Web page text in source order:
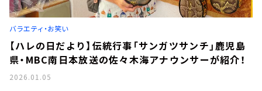
バラエティ・お笑い
【ハレの日だより】伝統行事「サンガツサンチ」鹿児島
県・MBC南日本放送の佐々木海アナウンサーが紹介！
2026.01.05